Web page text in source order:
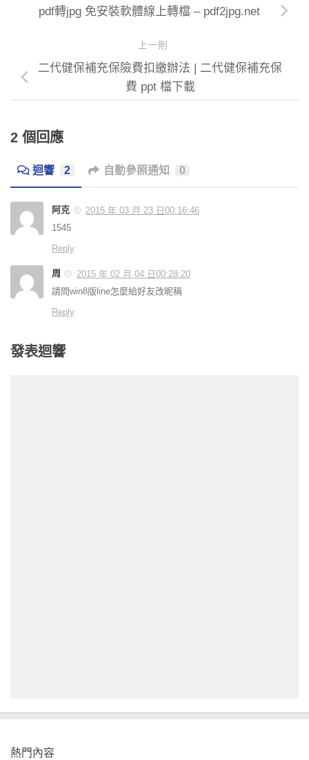
pdf轉jpg 免安裝軟體線上轉檔 – pdf2jpg.net
上一則
二代健保補充保險費扣繳辦法 | 二代健保補充保
費 ppt 檔下載
2 個回應
迴響 2 自動參照通知 0
阿克
2015 年 03 月 23 日00:16:46
1545
Reply
周
2015 年 02 月 04 日00:28:20
請問win8版line怎麼給好友改昵稱
Reply
發表迴響
熱門內容